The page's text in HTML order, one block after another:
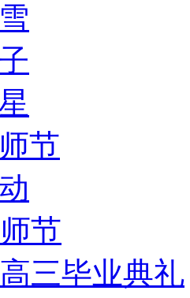
节
节
三毕业典礼